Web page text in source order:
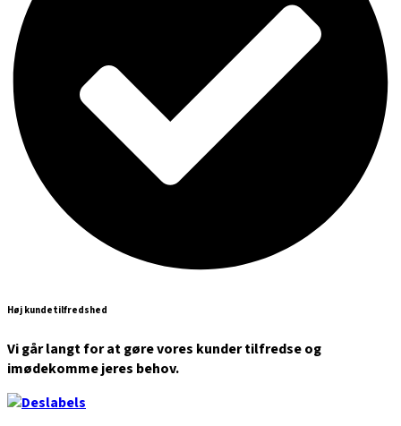
Høj kundetilfredshed
Vi går langt for at gøre vores kunder tilfredse og
imødekomme jeres behov.